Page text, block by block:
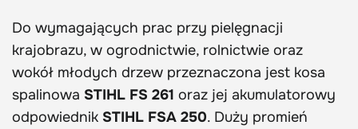
Do wymagających prac przy pielęgnacji
krajobrazu, w ogrodnictwie, rolnictwie oraz
wokół młodych drzew przeznaczona jest kosa
spalinowa STIHL FS 261 oraz jej akumulatorowy
odpowiednik STIHL FSA 250. Duży promień